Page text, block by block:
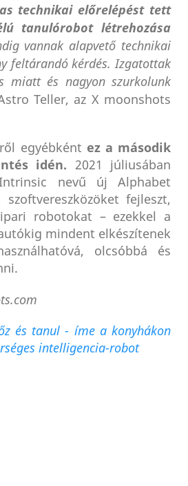
technikai előrelépést tett
tanulórobot létrehozása
vannak alapvető technikai
feltárandó kérdés. Izgatottak
miatt és nagyon szurkolunk
Teller, az X moonshots
egyébként ez a második
idén. 2021 júliusában
nevű új Alphabet
fejleszt,
robotokat – ezekkel a
mindent elkészítenek
olcsóbbá és
és tanul - íme a konyhákon
intelligencia-robot